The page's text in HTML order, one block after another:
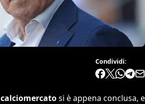
Condividi:
calciomercatosi è appena conclusa, e